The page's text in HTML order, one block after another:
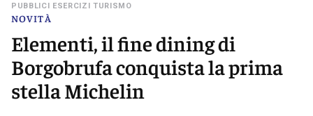
NOVITÀ
PUBBLICI ESERCIZI TURISMO
Elementi, il fine dining di
Borgobrufa conquista la prima
stella Michelin